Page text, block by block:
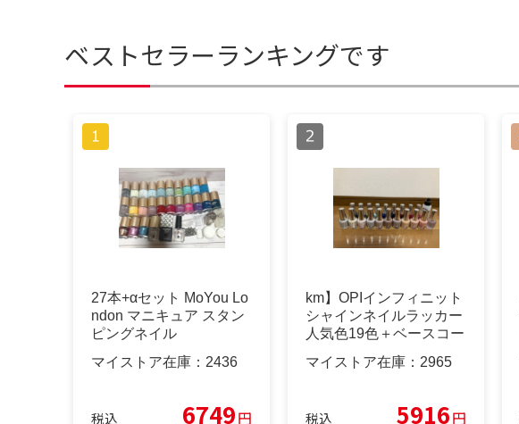
ベストセラーランキングです
27本+‪α‬セット MoYou Lo
ndon マニキュア スタン
ピングネイル
マイストア在庫： 2436
税込 6749円
km】OPIインフィニット
シャインネイルラッカー
人気色19色＋ベースコー
マイストア在庫： 2965
税込 5916円